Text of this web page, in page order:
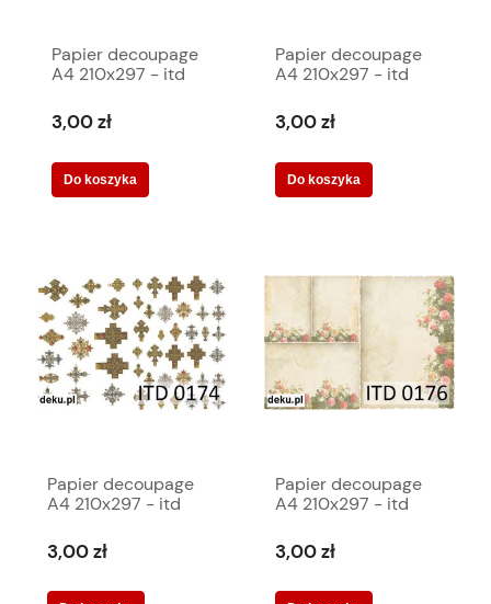
Papier decoupage
A4 210x297 - itd
3,00 zł
Do koszyka
Papier decoupage
A4 210x297 - itd
3,00 zł
Do koszyka
Papier decoupage
A4 210x297 - itd
3,00 zł
Papier decoupage
A4 210x297 - itd
3,00 zł